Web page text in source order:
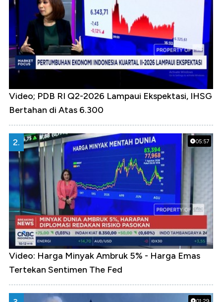
Video; PDB RI Q2-2026 Lampaui Ekspektasi, IHSG
Bertahan di Atas 6.300
05:57
2.
Video: Harga Minyak Ambruk 5% - Harga Emas
Tertekan Sentimen The Fed